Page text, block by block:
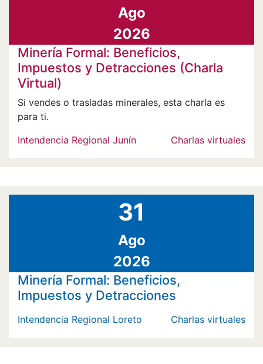
Ago
2026
Minería Formal: Beneficios,
Impuestos y Detracciones (Charla
Virtual)
Si vendes o trasladas minerales, esta charla es
para ti.
Intendencia Regional Junín
Charlas virtuales
31
Ago
2026
Minería Formal: Beneficios,
Impuestos y Detracciones
Intendencia Regional Loreto Charlas virtuales